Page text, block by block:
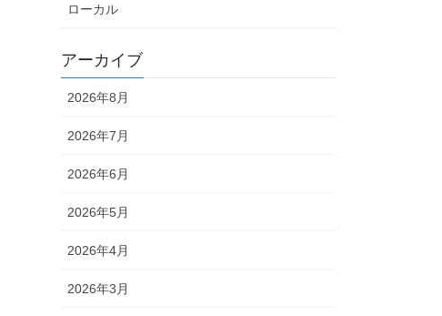
ローカル
アーカイブ
2026年8月
2026年7月
2026年6月
2026年5月
2026年4月
2026年3月